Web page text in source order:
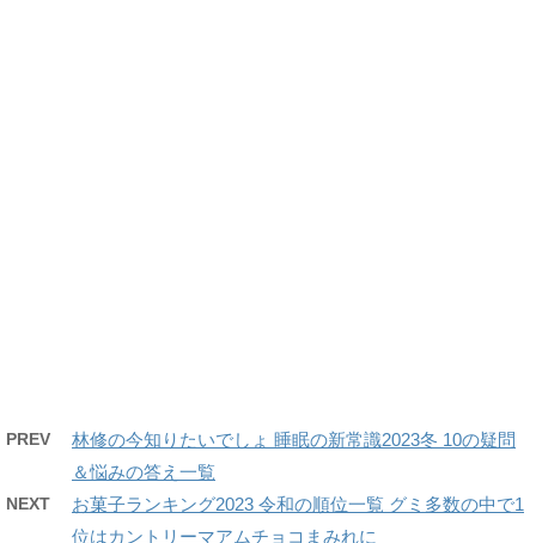
PREV
林修の今知りたいでしょ 睡眠の新常識2023冬 10の疑問
＆悩みの答え一覧
NEXT
お菓子ランキング2023 令和の順位一覧 グミ多数の中で1
位はカントリーマアムチョコまみれに